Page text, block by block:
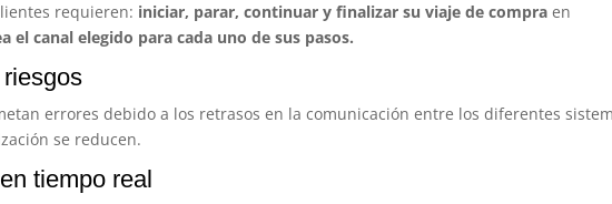
requieren: iniciar, parar, continuar y finalizar su viaje de compraen
el canal elegido para cada uno de sus pasos.
errores debido a los retrasos en la comunicación entre los diferentes
se reducen.
tiempo real